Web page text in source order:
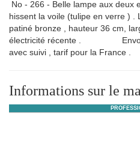
No - 266 - Belle lampe aux deux
hissent la voile (tulipe en verre ) .
patiné bronze , hauteur 36 cm,
électricité récente . Envoi
avec suivi , tarif pour la France .
Informations sur le